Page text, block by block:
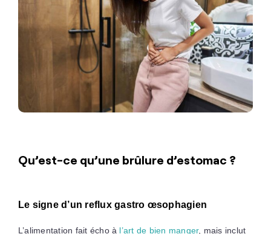
Qu’est-ce qu’une brûlure d’estomac ?
Le signe d’un reflux gastro œsophagien
L’alimentation fait écho à l’art de bien manger, mais inclut